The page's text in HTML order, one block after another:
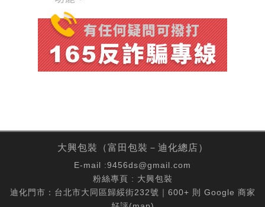
大興包裝（富田包裝－迪化總店）
E-mail :9456ds@gmail.com
粉絲專頁 : 大興包裝
迪化門市：台北市大同區歸綏街232號｜600+ 則 Google 商家